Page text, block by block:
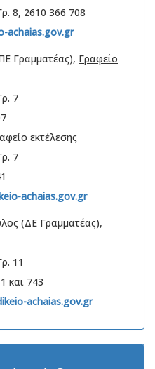
8, 2610 366 708
achaias.gov.gr
Γραμματέας), Γραφείο
7
εκτέλεσης
7
achaias.gov.gr
(ΔΕ Γραμματέας),
11
και 743
achaias.gov.gr